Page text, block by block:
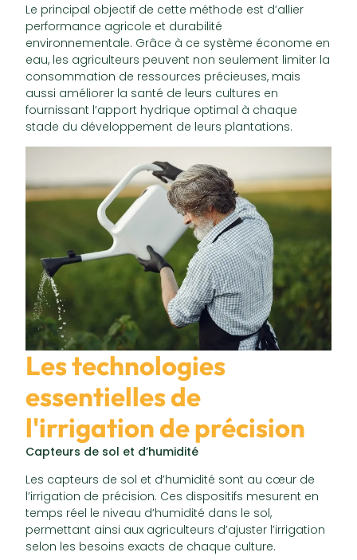
Le principal objectif de cette méthode est d’allier
performance agricole et durabilité
environnementale. Grâce à ce système économe en
eau, les agriculteurs peuvent non seulement limiter la
consommation de ressources précieuses, mais
aussi améliorer la santé de leurs cultures en
fournissant l’apport hydrique optimal à chaque
stade du développement de leurs plantations.
Les technologies
essentielles de
l'irrigation de précision
Capteurs de sol et d’humidité
Les capteurs de sol et d’humidité sont au cœur de
l’irrigation de précision. Ces dispositifs mesurent en
temps réel le niveau d’humidité dans le sol,
permettant ainsi aux agriculteurs d’ajuster l’irrigation
selon les besoins exacts de chaque culture.